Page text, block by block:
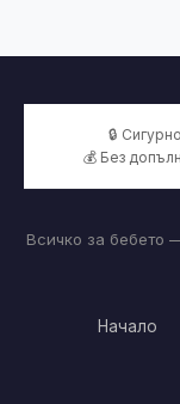
🔒
💰 Без
Всичко за бебето
Начало